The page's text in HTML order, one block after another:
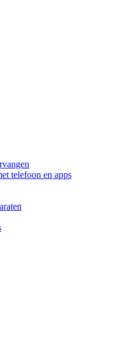
telefoon en apps